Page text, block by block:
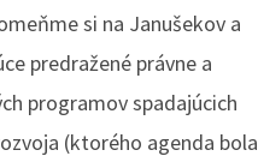
si na Janušekov a
predražené právne a
programov spadajúcich
(ktorého agenda bola